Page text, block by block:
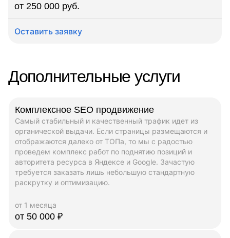
от 250 000 руб.
Оставить заявку
Дополнительные услуги
Комплексное SEO продвижение
Самый стабильный и качественный трафик идет из
органической выдачи. Если страницы размещаются и
отображаются далеко от ТОПа, то мы с радостью
проведем комплекс работ по поднятию позиций и
авторитета ресурса в Яндексе и Google. Зачастую
требуется заказать лишь небольшую стандартную
раскрутку и оптимизацию.
от 1 месяца
от 50 000 ₽